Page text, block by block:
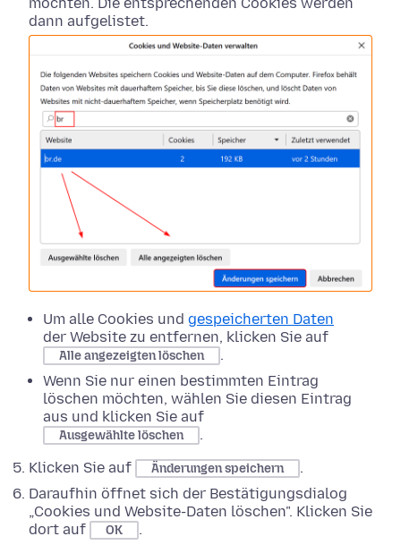
möchten. Die entsprechenden Cookies werden
dann aufgelistet.
Um alle Cookies und gespeicherten Daten
der Website zu entfernen, klicken Sie auf
Alle angezeigten löschen
.
Wenn Sie nur einen bestimmten Eintrag
löschen möchten, wählen Sie diesen Eintrag
aus und klicken Sie auf
Ausgewählte löschen
.
Klicken Sie auf
Änderungen speichern
.
Daraufhin öffnet sich der Bestätigungsdialog
„Cookies und Website-Daten löschen". Klicken Sie
dort auf
OK
.